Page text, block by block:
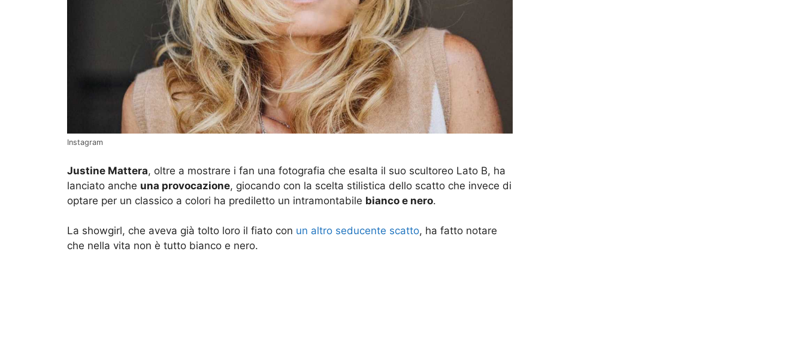
Instagram
Justine Mattera, oltre a mostrare i fan una fotografia che esalta il suo scultoreo Lato B, ha
lanciato anche una provocazione, giocando con la scelta stilistica dello scatto che invece di
optare per un classico a colori ha prediletto un intramontabile bianco e nero.
La showgirl, che aveva già tolto loro il fiato con un altro seducente scatto, ha fatto notare
che nella vita non è tutto bianco e nero.